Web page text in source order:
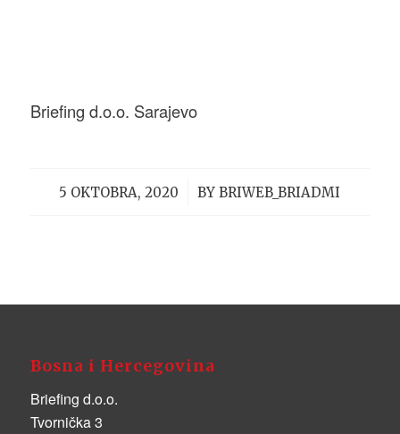
Briefing d.o.o. Sarajevo
5 OKTOBRA, 2020
/ BYBRIWEB_BRIADMI
Bosna i Hercegovina
Briefing d.o.o.
Tvornička 3